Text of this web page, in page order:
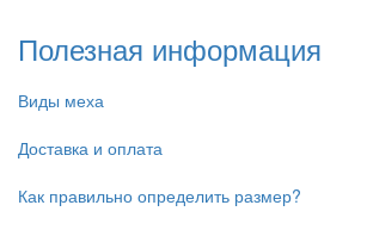
Полезная информация
Виды меха
Доставка и оплата
Как правильно определить размер?